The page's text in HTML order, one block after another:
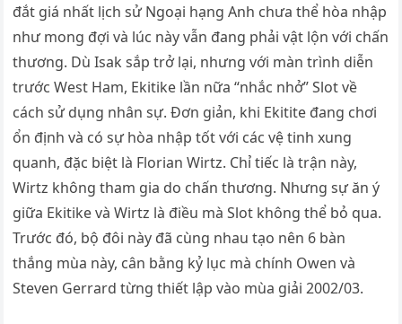
đắt giá nhất lịch sử Ngoại hạng Anh chưa thể hòa nhập
như mong đợi và lúc này vẫn đang phải vật lộn với chấn
thương. Dù Isak sắp trở lại, nhưng với màn trình diễn
trước West Ham, Ekitike lần nữa “nhắc nhở” Slot về
cách sử dụng nhân sự. Đơn giản, khi Ekitite đang chơi
ổn định và có sự hòa nhập tốt với các vệ tinh xung
quanh, đặc biệt là Florian Wirtz. Chỉ tiếc là trận này,
Wirtz không tham gia do chấn thương. Nhưng sự ăn ý
giữa Ekitike và Wirtz là điều mà Slot không thể bỏ qua.
Trước đó, bộ đôi này đã cùng nhau tạo nên 6 bàn
thắng mùa này, cân bằng kỷ lục mà chính Owen và
Steven Gerrard từng thiết lập vào mùa giải 2002/03.